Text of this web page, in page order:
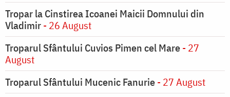
Tropar la Cinstirea Icoanei Maicii Domnului din
Vladimir- 26 August
Troparul Sfântului Cuvios Pimen cel Mare- 27
August
Troparul Sfântului Mucenic Fanurie- 27 August